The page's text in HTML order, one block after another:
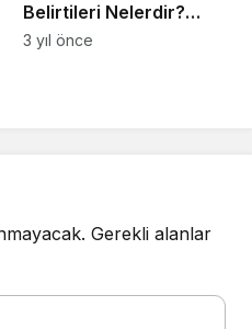
Belirtileri Nelerdir?
Perforasyon Nedenleri
3 yıl önce
Gerekli alanlar